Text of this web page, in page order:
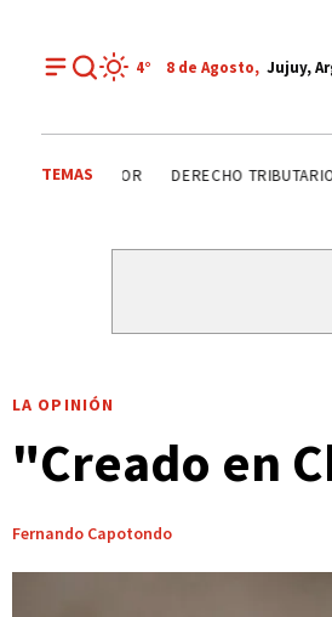
4° 8 de Agosto, Jujuy,
TEMAS DÍA DEL INGENIERO
LA OPINIÓN
"Creado en
Fernando Capotondo